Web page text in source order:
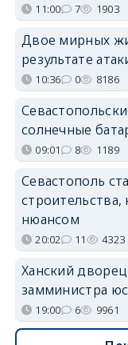
11:00 7 1903
Двое мирных
результате
10:36 0 8186
солнечные
09:01 8 1189
Севастополь
нюансом
20:02 11 4323
Ханский
замминистра
19:00 6 9961